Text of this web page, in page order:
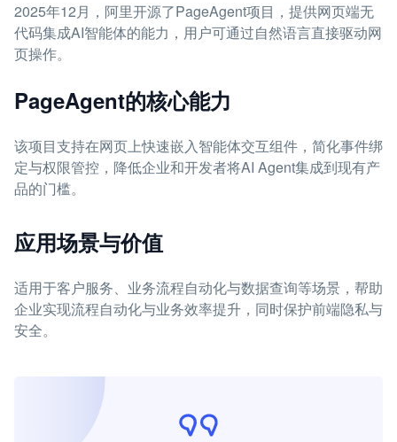
2025年12月，阿里开源了PageAgent项目，提供网页端无
代码集成AI智能体的能力，用户可通过自然语言直接驱动网
页操作。
PageAgent的核心能力
该项目支持在网页上快速嵌入智能体交互组件，简化事件绑
定与权限管控，降低企业和开发者将AI Agent集成到现有产
品的门槛。
应用场景与价值
适用于客户服务、业务流程自动化与数据查询等场景，帮助
企业实现流程自动化与业务效率提升，同时保护前端隐私与
安全。